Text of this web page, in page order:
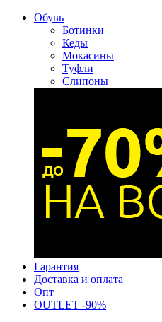
Обувь
Ботинки
Кеды
Мокасины
Туфли
Слипоны
Гарантия
Доставка и оплата
Опт
OUTLET -90%